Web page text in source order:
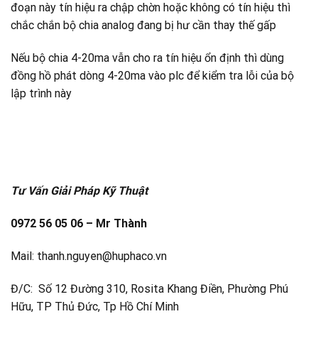
đoạn này tín hiệu ra chập chờn hoặc không có tín hiệu thì
chắc chắn bộ chia analog đang bị hư cần thay thế gấp
Nếu bộ chia 4-20ma vẫn cho ra tín hiệu ổn định thì dùng
đồng hồ phát dòng 4-20ma vào plc để kiểm tra lỗi của bộ
lập trình này
Tư Vấn Giải Pháp Kỹ Thuật
0972 56 05 06 – Mr Thành
Mail: thanh.nguyen@huphaco.vn
Đ/C: Số 12 Đường 310, Rosita Khang Điền, Phường Phú
Hữu, TP Thủ Đức, Tp Hồ Chí Minh